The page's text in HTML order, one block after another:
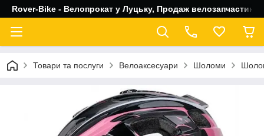
Rover-Bike - Велопрокат у Луцьку, Продаж велозапчастин,
Товари та послуги Велоаксесуари Шоломи